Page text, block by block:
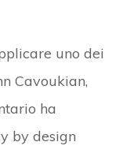
uno dei
Cavoukian,
ha
by design